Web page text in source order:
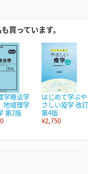
買っています。
学療法学
域理学
第2版
はじめて学ぶや
さしい疫学 改訂
第4版
¥2,750